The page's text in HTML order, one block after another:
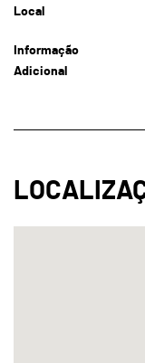
Local
Informação
Adicional